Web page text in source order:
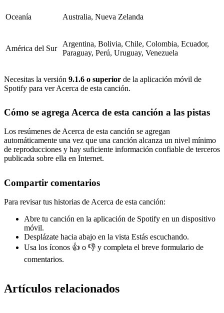
Oceanía Australia, Nueva Zelanda
América del Sur
Argentina, Bolivia, Chile, Colombia, Ecuador,
Paraguay, Perú, Uruguay, Venezuela
Necesitas la versión 9.1.6 o superior de la aplicación móvil de
Spotify para ver Acerca de esta canción.
Cómo se agrega Acerca de esta canción a las pistas
Los resúmenes de Acerca de esta canción se agregan
automáticamente una vez que una canción alcanza un nivel mínimo
de reproducciones y hay suficiente información confiable de terceros
publicada sobre ella en Internet.
Compartir comentarios
Para revisar tus historias de Acerca de esta canción:
Abre tu canción en la aplicación de Spotify en un dispositivo
móvil.
Desplázate hacia abajo en la vista Estás escuchando.
Usa los íconos 👍 o 👎 y completa el breve formulario de
comentarios.
Artículos relacionados